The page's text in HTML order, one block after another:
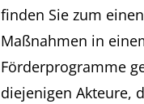
finden Sie zum
Maßnahmen in
Förderprogramme
diejenigen Akteure,